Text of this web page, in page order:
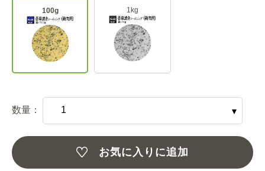
100g 1kg
数量：
お気に入りに追加